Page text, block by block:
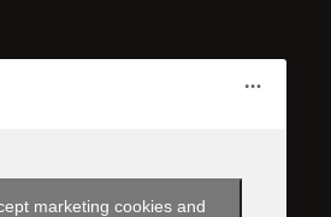
marketing cookies and